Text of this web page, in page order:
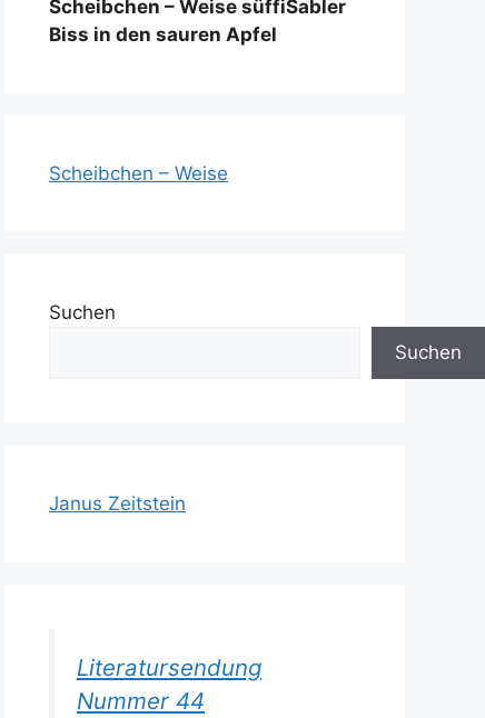
Scheibchen – Weise süffiSabler
Biss in den sauren Apfel
Scheibchen – Weise
Suchen
Suchen
Janus Zeitstein
Literatursendung
Nummer 44